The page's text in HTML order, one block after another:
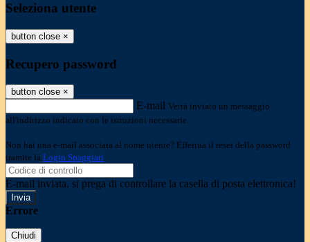
Seleziona utente
button close ×
Recupero password
button close ×
E-mail Verrà inviato un messaggio
all'indirizzo indicato con le istruzioni necessarie.
Non hai una e-mail associata al nome utente? Effettua il reset della password
tramite la Login Spaggiari
E-mail inviata, si prega di controllare la casella di posta elettronica!
Errore
Chiudi